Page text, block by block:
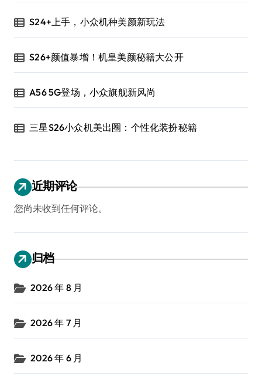
S24+上手，小众机种美颜新玩法
S26+颜值暴增！机皇美颜秘籍大公开
A56 5G登场，小众旗舰新风尚
三星S26小众机美出圈：个性化装扮秘籍
近期评论
您尚未收到任何评论。
归档
2026 年 8 月
2026 年 7 月
2026 年 6 月